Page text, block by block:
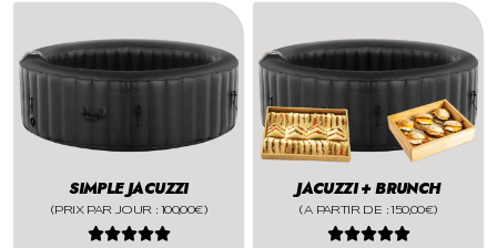
SIMPLE JACUZZI
(PRIX PAR JOUR : 100,00€)

JACUZZI + BRUNCH
(A PARTIR DE : 150,00€)
